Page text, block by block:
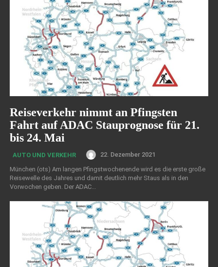
Reiseverkehr nimmt an Pfingsten
Fahrt auf ADAC Stauprognose für 21.
bis 24. Mai
AUTO UND VERKEHR
22. Dezember 2021
München (ots) Am langen Pfingstwochenende wird es die erste große
Reisewelle des Jahres und damit deutlich mehr Staus als in den
Vorwochen geben. Der ADAC...